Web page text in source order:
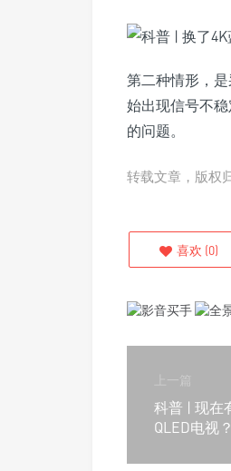
第二种情形，
始出现信号不
的问题。
转载文章，版权
喜欢 (0)
上一篇
科普 | 现在
QLED电视？